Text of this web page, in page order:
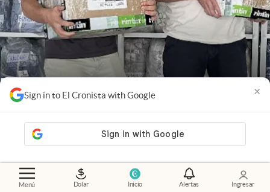
Menú Dolar Inicio Alertas Ingresar
Sign in to El Cronista with Google ×
Emprendedores.Argentinos crearon un marketplace
que conecta comercios con fabricantes y ya
Members